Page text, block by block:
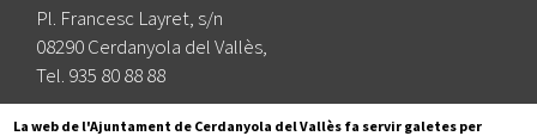
Pl. Francesc Layret, s/n
08290 Cerdanyola del Vallès,
Tel. 935 80 88 88
Segueix-nos a:
La web de l'Ajuntament de Cerdanyola del Vallès fa servir galetes per